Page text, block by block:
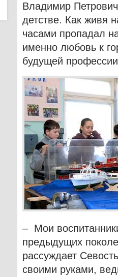
Владимир
детстве. Как живя
часами пропадал
именно любовь к
будущей
– Мои
предыдущих
рассуждает
своими руками,